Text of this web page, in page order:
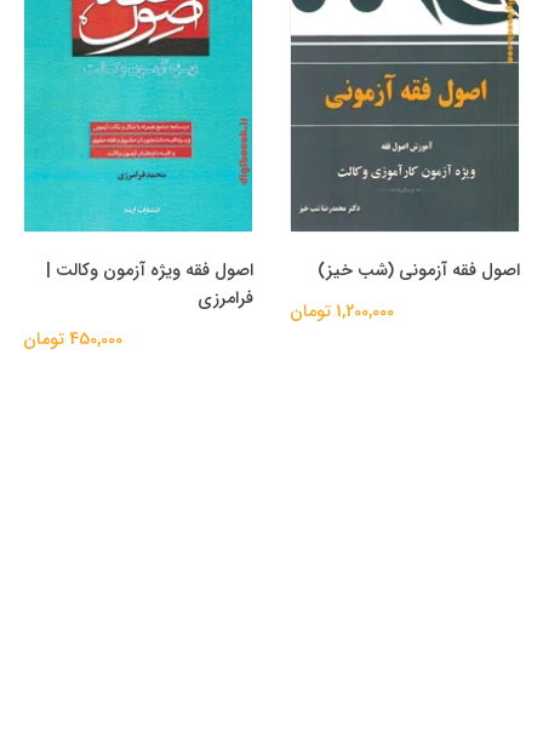
اصول فقه آزمونی (شب خیز)
1,200,000 تومان
اصول فقه ویژه آزمون وکالت |
فرامرزی
450,000 تومان